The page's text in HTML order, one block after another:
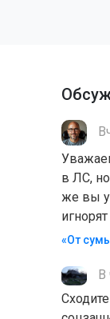
в ЛС,
же вы
«От
В